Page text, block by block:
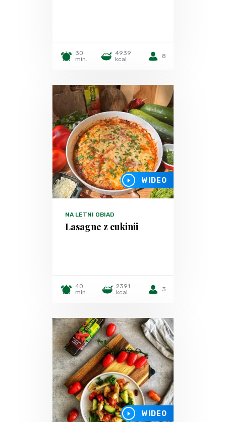
30
min.
4939
kcal
8
WIDEO
NA LETNI OBIAD
Lasagne z cukinii
40
min.
2391
kcal
3
WIDEO